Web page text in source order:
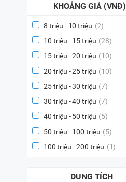
KHOẢNG GIÁ (VNĐ)
8 triệu - 10 triệu (2)
10 triệu - 15 triệu (28)
15 triệu - 20 triệu (10)
20 triệu - 25 triệu (10)
25 triệu - 30 triệu (7)
30 triệu - 40 triệu (7)
40 triệu - 50 triệu (5)
50 triệu - 100 triệu (5)
100 triệu - 200 triệu (1)
DUNG TÍCH